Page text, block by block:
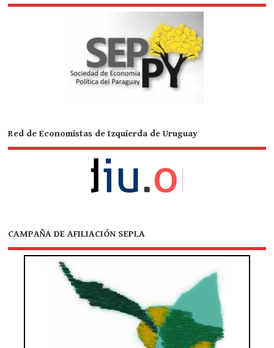
Red de Economistas de Izquierda de Uruguay
CAMPAÑA DE AFILIACIÓN SEPLA